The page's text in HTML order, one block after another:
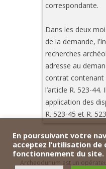
correspondante.
Dans les deux
de la demande,
recherches
adresse au
contrat contenant
l’article R. 523-
application des
R. 523-45 et R.
Archeodunum est un
En poursuivant votre
acceptez l’utilisation de
fonctionnement du site.